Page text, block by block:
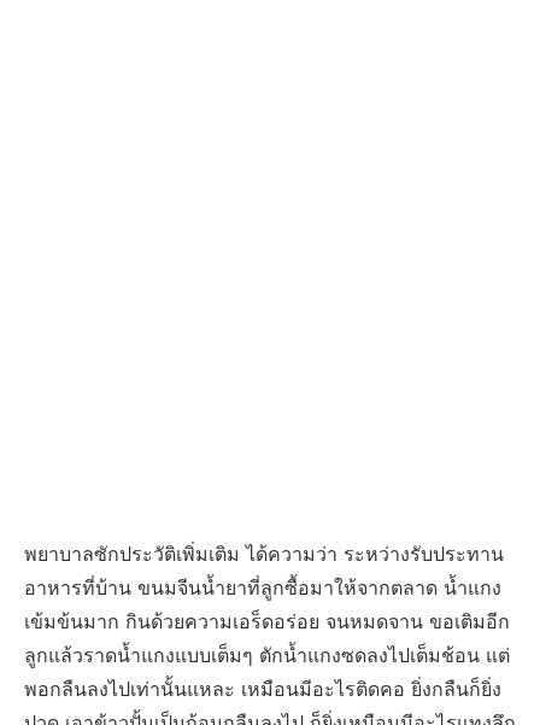
พยาบาลซักประวัติเพิ่มเติม ได้ความว่า ระหว่างรับประทาน
อาหารที่บ้าน ขนมจีนน้ำยาที่ลูกซื้อมาให้จากตลาด น้ำแกง
เข้มข้นมาก กินด้วยความเอร็ดอร่อย จนหมดจาน ขอเติมอีก
ลูกแล้วราดน้ำแกงแบบเต็มๆ ตักน้ำแกงซดลงไปเต็มช้อน แต่
พอกลืนลงไปเท่านั้นแหละ เหมือนมีอะไรติดคอ ยิ่งกลืนก็ยิ่ง